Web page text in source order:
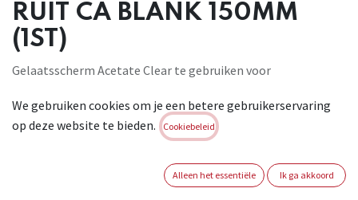
RUIT CA BLANK 150MM
(1ST)
Gelaatsscherm Acetate Clear te gebruiken voor
CE, vervaardigd uit acetaat. Geschikt voor: algemene
industriële toepassingen. Conform: EN 166 1 F 3.
Login of registreer om verder te
We gebruiken cookies om je een betere gebruikerservaring
op deze website te bieden.
Cookiebeleid
Alleen het essentiële Ik ga akkoord